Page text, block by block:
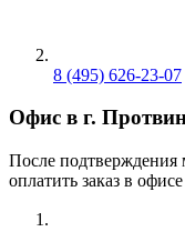
8 (495) 626-23-07
Офис в г.
После
оплатить заказ в